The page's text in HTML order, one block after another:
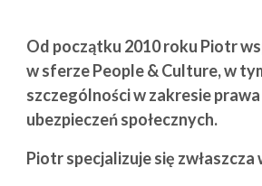
Od początku 2010 roku Piotr
w sferze People & Culture, w
szczególności w zakresie
ubezpieczeń społecznych.
Piotr specjalizuje się zwłaszcza